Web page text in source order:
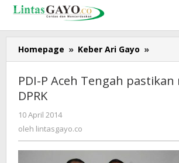
Lewati
konten
Homepage » Keber Ari Gayo »
P
Aceh
PDI-P Aceh Tengah
DPRK
10 April 2014
lintasgayo.co
oleh lintasgayo.co